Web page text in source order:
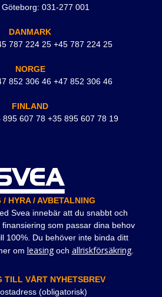
031-277 001
DANMARK
787 224 25 +45 787 224 25
NORGE
852 306 46 +47 852 306 46
FINLAND
895 607 78 +35 895 607 78 19
/ HYRA / AVBETALNING
Svea innebär att du snabbt och
som passar dina behov
100%. Du behöver inte binda ditt
om leasingoch allriskförsäkring.
TILL VÅRT NYHETSBREV
(obligatorisk)